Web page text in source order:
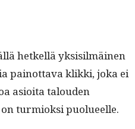
het­kel­lä yksisilmäi­nen
pain­ot­ta­va klik­ki, joka ei
asioi­ta talouden
turmiok­si puolueelle.